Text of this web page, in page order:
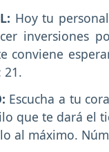
Hoy tu
inversiones
21.
Escucha a tu
que te dará el
al máximo.